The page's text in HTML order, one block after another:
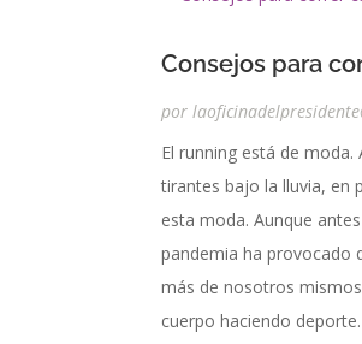
Consejos para
por
El running está de
tirantes bajo la lluvia, en
esta moda. Aunque
pandemia ha provocado
más de nosotros
cuerpo haciendo deporte.